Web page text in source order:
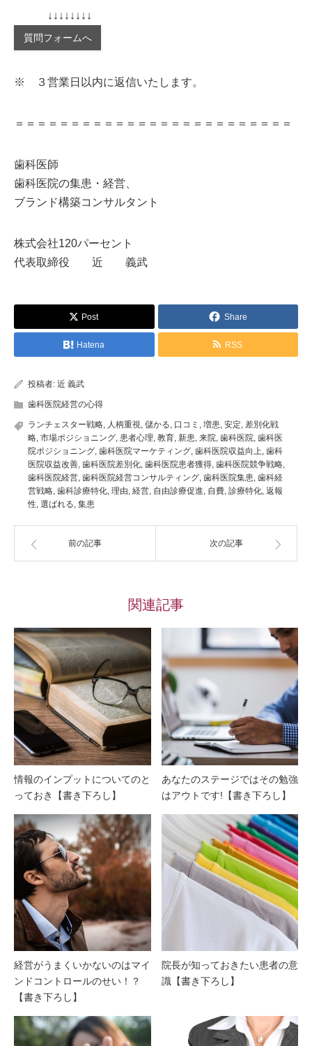
↓↓↓↓↓↓↓↓
質問フォームへ
※ ３営業日以内に返信いたします。
＝＝＝＝＝＝＝＝＝＝＝＝＝＝＝＝＝＝＝＝＝＝＝＝＝
歯科医師
歯科医院の集患・経営、
ブランド構築コンサルタント
株式会社120パーセント
代表取締役 近 義武
Post Share
Hatena RSS
投稿者: 近 義武
歯科医院経営の心得
ランチェスター戦略, 人柄重視, 儲かる, 口コミ , 増患, 安定, 差別化戦
略, 市場ポジショニング, 患者心理, 教育, 新患, 来院, 歯科医院, 歯科医
院ポジショニング, 歯科医院マーケティング, 歯科医院収益向上, 歯科
医院収益改善, 歯科医院差別化, 歯科医院患者獲得, 歯科医院競争戦略,
歯科医院経営, 歯科医院経営コンサルティング, 歯科医院集患, 歯科経
営戦略, 歯科診療特化, 理由, 経営, 自由診療促進, 自費, 診療特化, 返報
性, 選ばれる, 集患
前の記事 次の記事
関連記事
情報のインプットについてのと
っておき【書き下ろし】
あなたのステージではその勉強
はアウトです!【書き下ろし】
経営がうまくいかないのはマイ
ンドコントロールのせい！？
【書き下ろし】
院長が知っておきたい患者の意
識【書き下ろし】